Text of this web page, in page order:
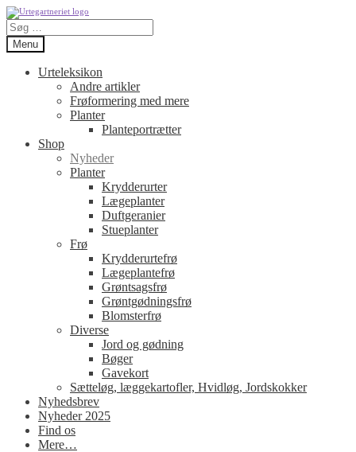
Spring
til
navigation
Spring
til
indhold
Søg
efter:
Menu
Urteleksikon
Andre artikler
Frøformering med mere
Planter
Planteportrætter
Shop
Nyheder
Planter
Krydderurter
Lægeplanter
Duftgeranier
Stueplanter
Frø
Krydderurtefrø
Lægeplantefrø
Grøntsagsfrø
Grøntgødningsfrø
Blomsterfrø
Diverse
Jord og gødning
Bøger
Gavekort
Sætteløg, læggekartofler, Hvidløg, Jordskokker
Nyhedsbrev
Nyheder 2025
Find os
Mere…